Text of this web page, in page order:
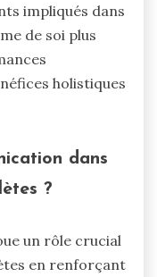
impliqués dans
de soi plus
holistiques
dans
?
un rôle crucial
en renforçant